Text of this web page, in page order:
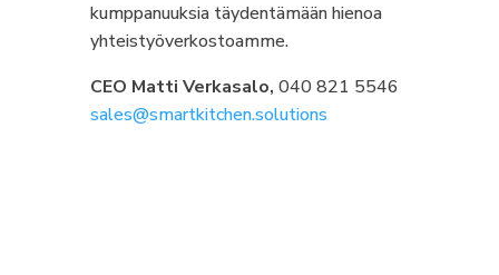
kumppanuuksia täydentämään hienoa
yhteistyöverkostoamme.
CEO Matti Verkasalo,040 821 5546
sales@smartkitchen.solutions